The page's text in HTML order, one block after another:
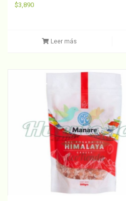
$3,890
Leer más